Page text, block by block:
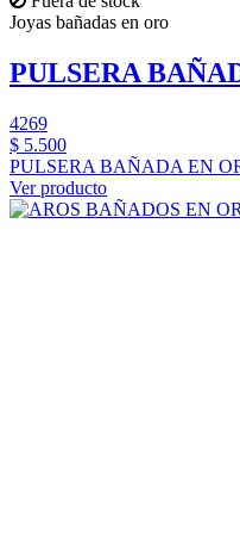
Joyas bañadas en oro
PULSERA
4269
$ 5.500
PULSERA BAÑADA EN
Ver producto